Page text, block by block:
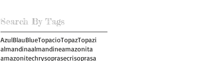
Search By Tags
AzulBlauBlueTopacioTopazTopazi
almandinaalmandineamazonita
amazonitechrysoprasecrisoprasa